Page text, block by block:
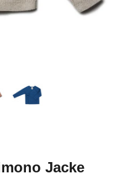
Jacke